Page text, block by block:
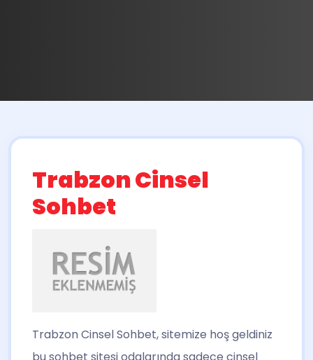
Trabzon Cinsel
Sohbet
Trabzon Cinsel Sohbet, sitemize hoş geldiniz
bu sohbet sitesi odalarında sadece cinsel